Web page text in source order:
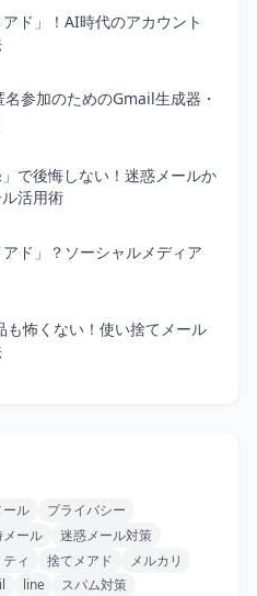
ド」！AI時代のアカウント
参加のためのGmail生成器・
で後悔しない！迷惑メールか
活用術
ド」？ソーシャルメディア
も怖くない！使い捨てメール
ール
プライバシー
メール
迷惑メール対策
ィ 捨てメアド
メルカリ
line
スパム対策